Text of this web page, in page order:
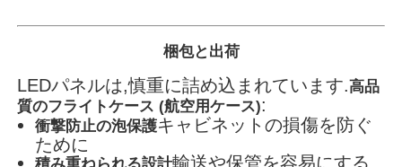
梱包と出荷
LEDパネルは,慎重に詰め込まれています.高品
質のフライトケース (航空用ケース):
衝撃防止の泡保護キャビネットの損傷を防ぐ
ために
輸送や保管を容易にする